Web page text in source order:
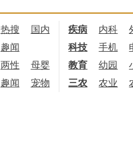
热搜 国内 国际
疾病 内科
趣闻 科技 手机
两性 母婴 职场
教育 幼园
趣闻 宠物 三农 农业